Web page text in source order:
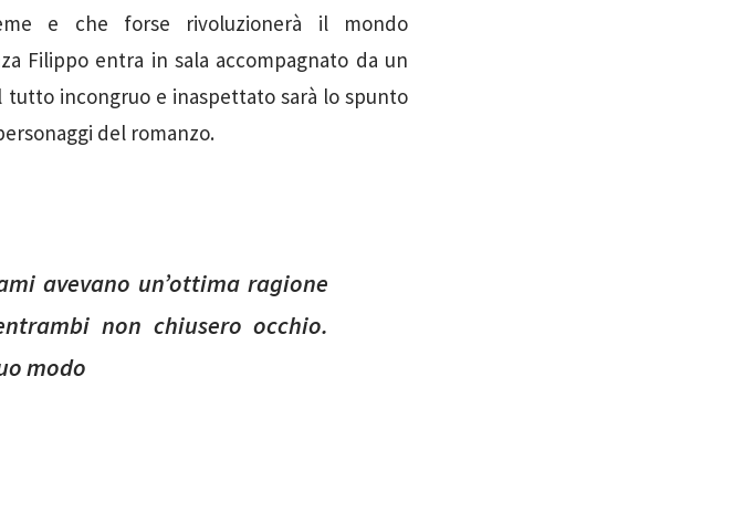
e che forse rivoluzionerà il mondo
Filippo entra in sala accompagnato da un
incongruo e inaspettato sarà lo spunto
del romanzo.
avevano un’ottima ragione
non chiusero occhio.
modo